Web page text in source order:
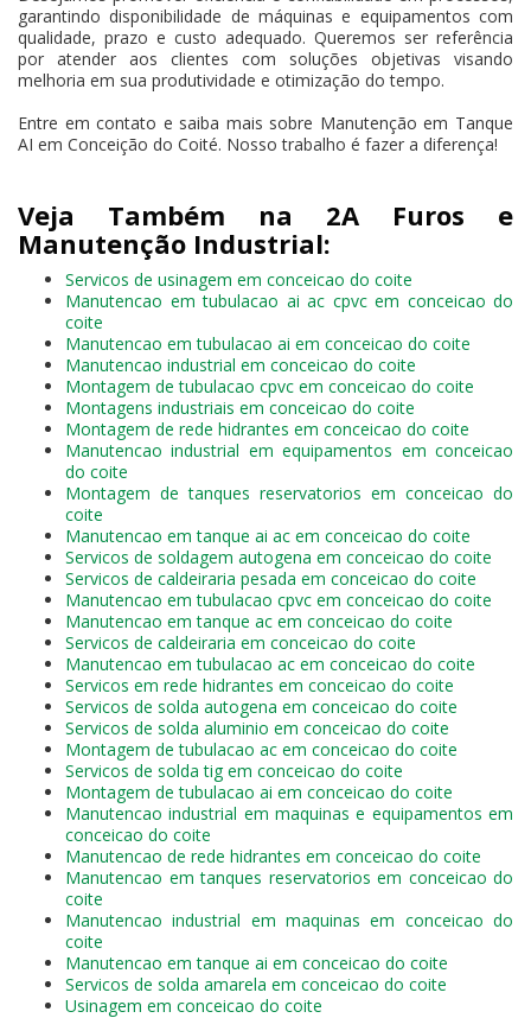
garantindo disponibilidade de máquinas e equipamentos com
qualidade, prazo e custo adequado. Queremos ser referência
por atender aos clientes com soluções objetivas visando
melhoria em sua produtividade e otimização do tempo.
Entre em contato e saiba mais sobre Manutenção em Tanque
AI em Conceição do Coité. Nosso trabalho é fazer a diferença!
Veja Também na 2A Furos e
Manutenção Industrial:
Servicos de usinagem em conceicao do coite
Manutencao em tubulacao ai ac cpvc em conceicao do
coite
Manutencao em tubulacao ai em conceicao do coite
Manutencao industrial em conceicao do coite
Montagem de tubulacao cpvc em conceicao do coite
Montagens industriais em conceicao do coite
Montagem de rede hidrantes em conceicao do coite
Manutencao industrial em equipamentos em conceicao
do coite
Montagem de tanques reservatorios em conceicao do
coite
Manutencao em tanque ai ac em conceicao do coite
Servicos de soldagem autogena em conceicao do coite
Servicos de caldeiraria pesada em conceicao do coite
Manutencao em tubulacao cpvc em conceicao do coite
Manutencao em tanque ac em conceicao do coite
Servicos de caldeiraria em conceicao do coite
Manutencao em tubulacao ac em conceicao do coite
Servicos em rede hidrantes em conceicao do coite
Servicos de solda autogena em conceicao do coite
Servicos de solda aluminio em conceicao do coite
Montagem de tubulacao ac em conceicao do coite
Servicos de solda tig em conceicao do coite
Montagem de tubulacao ai em conceicao do coite
Manutencao industrial em maquinas e equipamentos em
conceicao do coite
Manutencao de rede hidrantes em conceicao do coite
Manutencao em tanques reservatorios em conceicao do
coite
Manutencao industrial em maquinas em conceicao do
coite
Manutencao em tanque ai em conceicao do coite
Servicos de solda amarela em conceicao do coite
Usinagem em conceicao do coite